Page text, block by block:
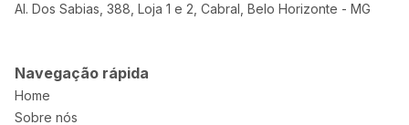
Al. Dos Sabias, 388, Loja 1 e 2, Cabral, Belo Horizonte - MG
Navegação rápida
Home
Sobre nós